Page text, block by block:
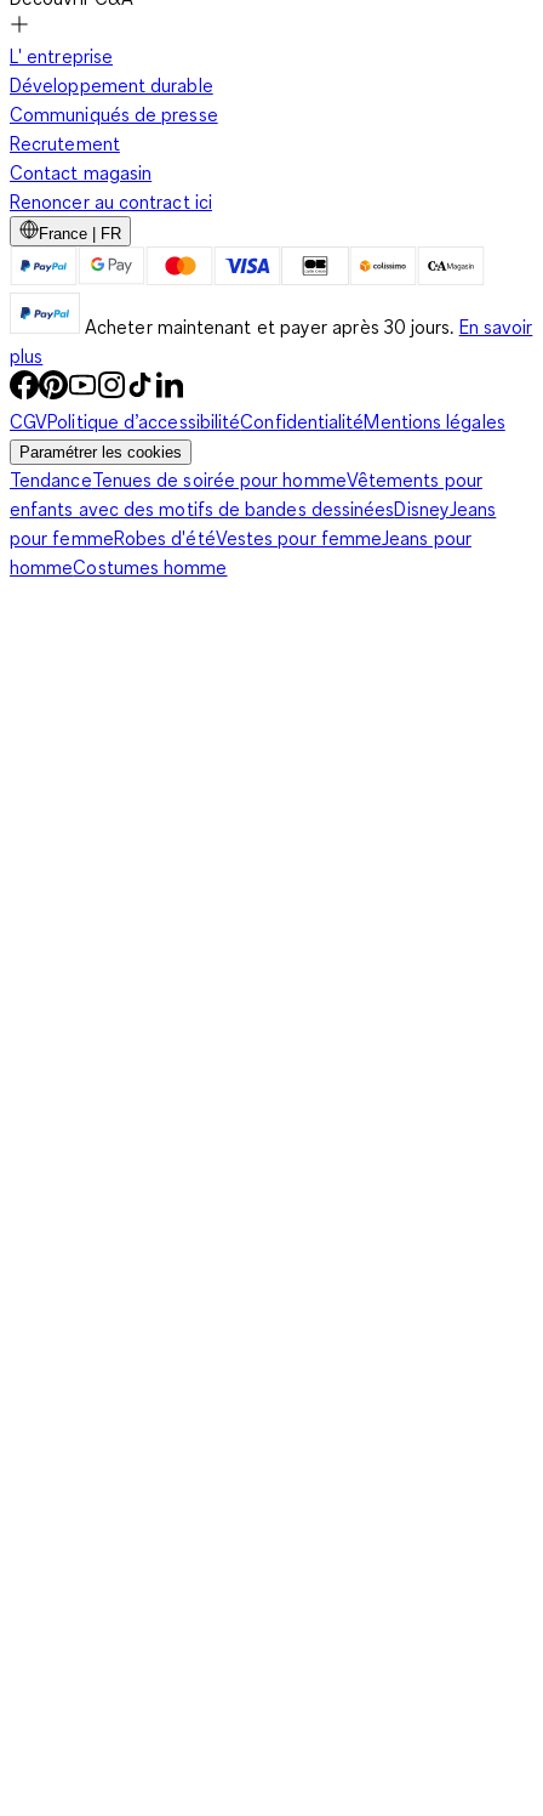
L' entreprise
Développement durable
Communiqués de presse
Recrutement
Contact magasin
Renoncer au contract ici
France | FR
Acheter maintenant et payer après 30 jours. En savoir
plus
CGVPolitique d’accessibilitéConfidentialitéMentions légales
Paramétrer les cookies
TendanceTenues de soirée pour hommeVêtements pour
enfants avec des motifs de bandes dessinéesDisneyJeans
pour femmeRobes d'étéVestes pour femmeJeans pour
hommeCostumes homme